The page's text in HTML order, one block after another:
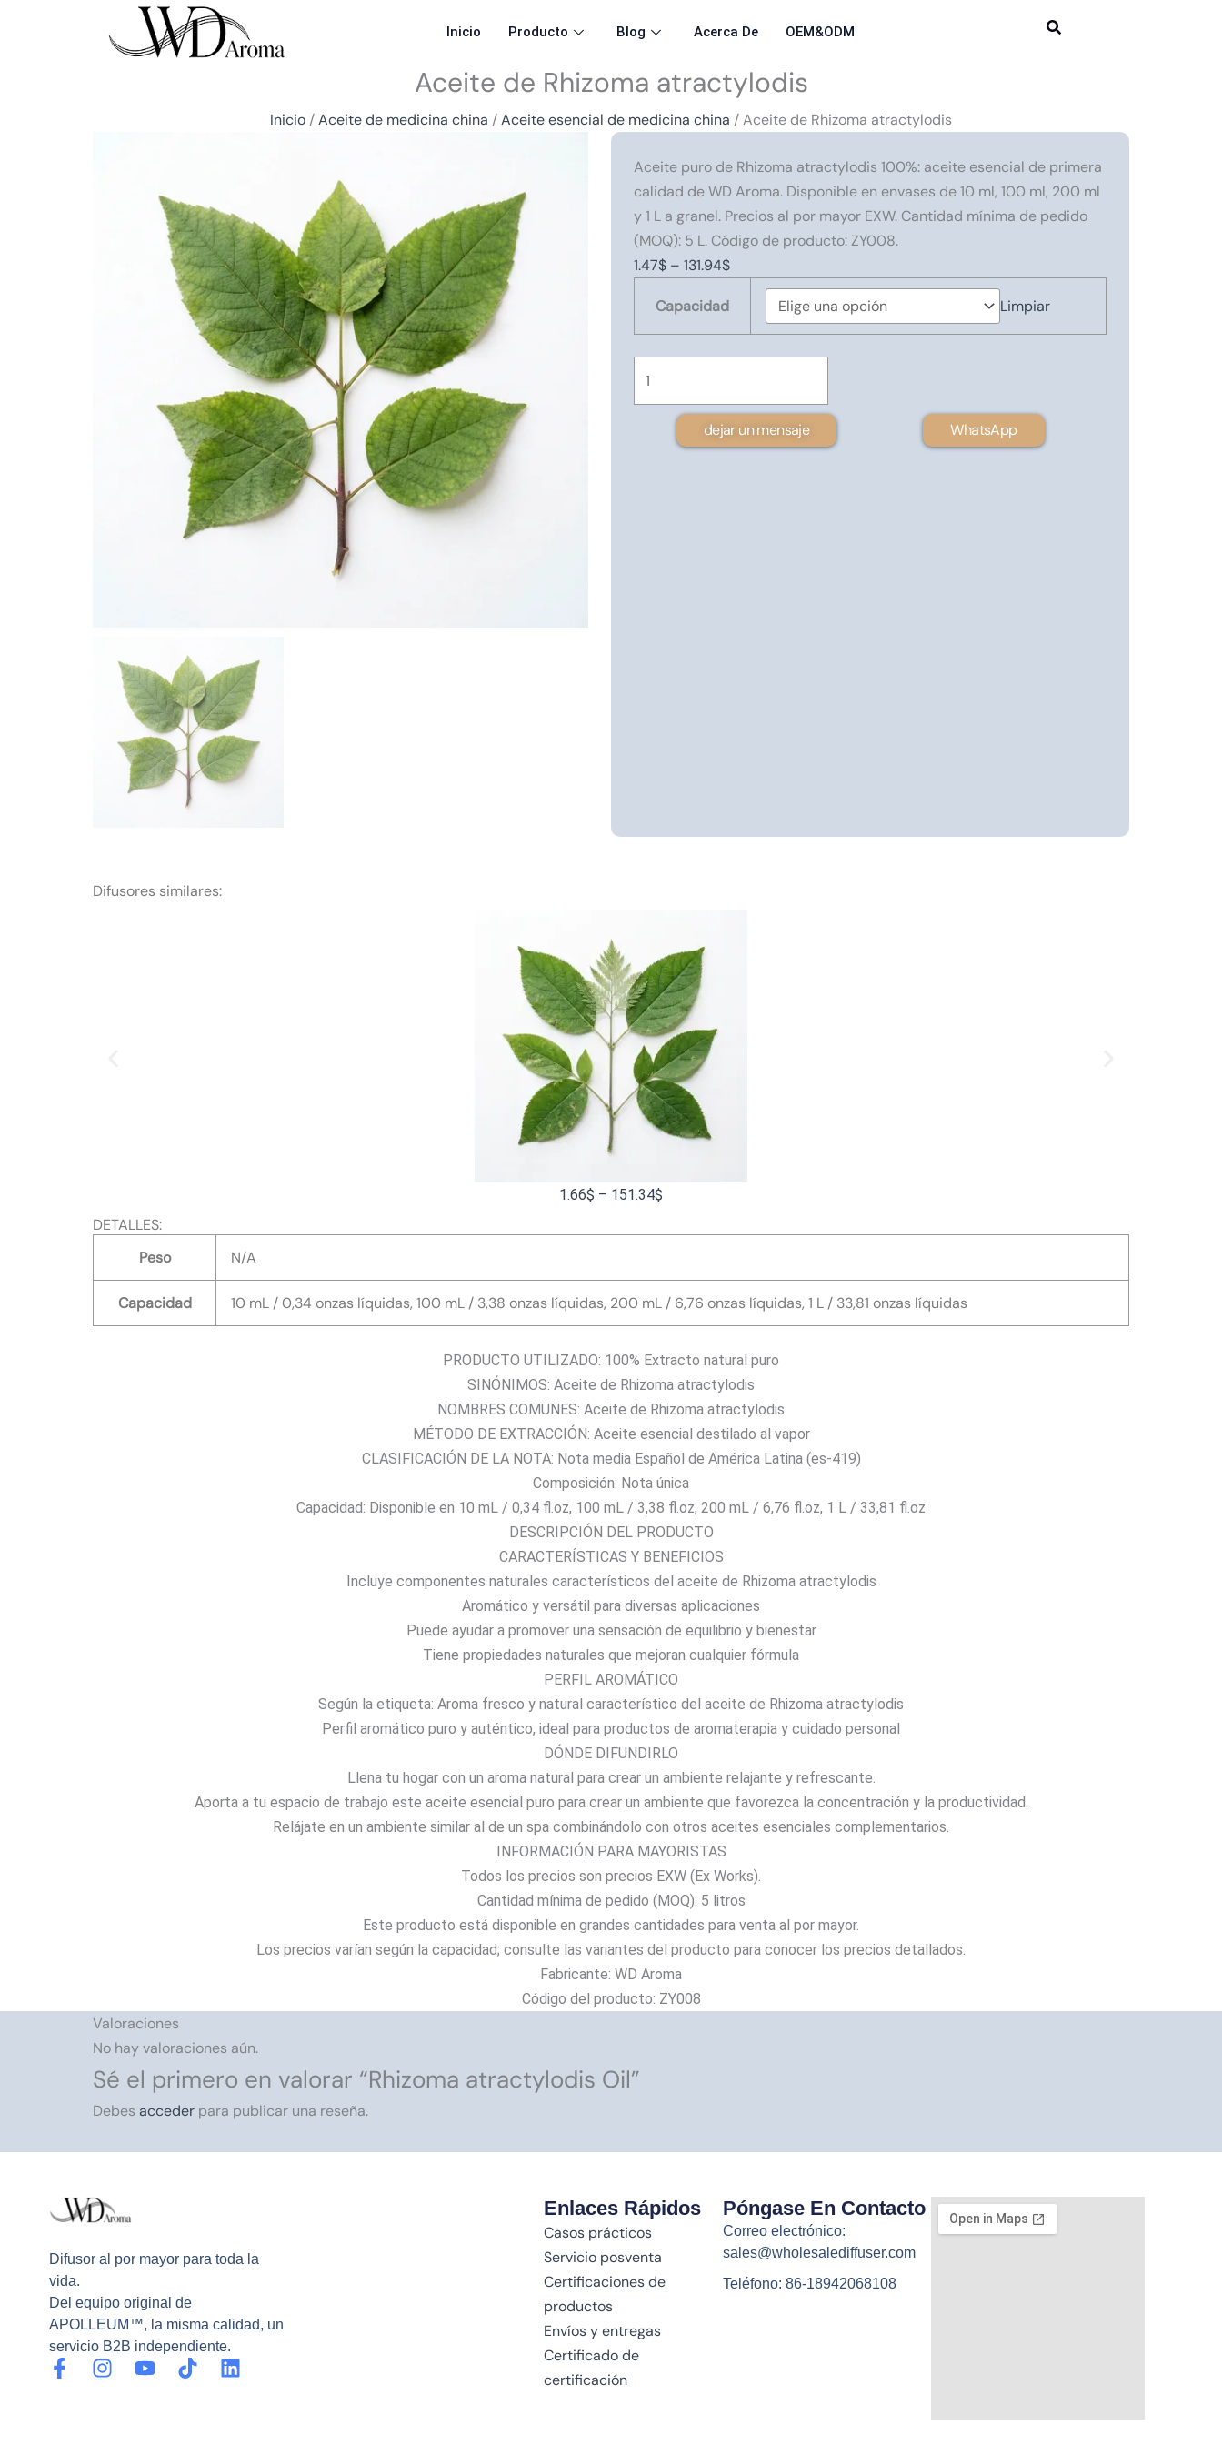
Inicio Producto Blog Acerca De OEM&ODM
Aceite de Rhizoma atractylodis
Inicio /Aceite de medicina china /Aceite esencial de medicina china / Aceite de Rhizoma atractylodis
Aceite puro de Rhizoma atractylodis 100%: aceite esencial de primera
calidad de WD Aroma. Disponible en envases de 10 ml, 100 ml, 200 ml
y 1 L a granel. Precios al por mayor EXW. Cantidad mínima de pedido
(MOQ): 5 L. Código de producto: ZY008.
1.47$ – 131.94$Rango
precios:
de
1.47$
131.94$
Capacidad Limpiar
atractylodis
Oil
cantidad
dejar un mensaje WhatsApp
Difusores similares:
1.66$ – 151.34$
p
r
e
c
i
o
s
:
d
e
1
6
6
$
a
1
5
1
.
3
4
$
DETALLES:
Peso
N/A
Capacidad 10 mL / 0,34 onzas líquidas, 100 mL / 3,38 onzas líquidas, 200 mL / 6,76 onzas líquidas, 1 L / 33,81 onzas líquidas
PRODUCTO UTILIZADO: 100% Extracto natural puro
SINÓNIMOS: Aceite de Rhizoma atractylodis
NOMBRES COMUNES: Aceite de Rhizoma atractylodis
MÉTODO DE EXTRACCIÓN: Aceite esencial destilado al vapor
CLASIFICACIÓN DE LA NOTA: Nota media Español de América Latina (es-419)
Composición: Nota única
Capacidad: Disponible en 10 mL / 0,34 fl.oz, 100 mL / 3,38 fl.oz, 200 mL / 6,76 fl.oz, 1 L / 33,81 fl.oz
DESCRIPCIÓN DEL PRODUCTO
CARACTERÍSTICAS Y BENEFICIOS
Incluye componentes naturales característicos del aceite de Rhizoma atractylodis
Aromático y versátil para diversas aplicaciones
Puede ayudar a promover una sensación de equilibrio y bienestar
Tiene propiedades naturales que mejoran cualquier fórmula
PERFIL AROMÁTICO
Según la etiqueta: Aroma fresco y natural característico del aceite de Rhizoma atractylodis
Perfil aromático puro y auténtico, ideal para productos de aromaterapia y cuidado personal
DÓNDE DIFUNDIRLO
Llena tu hogar con un aroma natural para crear un ambiente relajante y refrescante.
Aporta a tu espacio de trabajo este aceite esencial puro para crear un ambiente que favorezca la concentración y la productividad.
Relájate en un ambiente similar al de un spa combinándolo con otros aceites esenciales complementarios.
INFORMACIÓN PARA MAYORISTAS
Todos los precios son precios EXW (Ex Works).
Cantidad mínima de pedido (MOQ): 5 litros
Este producto está disponible en grandes cantidades para venta al por mayor.
Los precios varían según la capacidad; consulte las variantes del producto para conocer los precios detallados.
Fabricante: WD Aroma
Código del producto: ZY008
Valoraciones
No hay valoraciones aún.
Sé el primero en valorar “Rhizoma atractylodis Oil”
Debes acceder para publicar una reseña.
Difusor al por mayor para toda la
vida.
Del equipo original de
APOLLEUM™, la misma calidad, un
servicio B2B independiente.
F
a
I Y T
i
L
Enlaces Rápidos
Casos prácticos
Servicio posventa
Certificaciones de
productos
Envíos y entregas
Certificado de
certificación
Póngase En Contacto
Correo electrónico:
sales@wholesalediffuser.com
Teléfono: 86-18942068108